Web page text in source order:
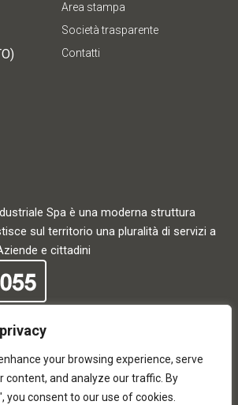
your browsing experience, serve
content, and analyze our traffic. By
you consent to our use of cookies.
Spa è una moderna struttura
sul territorio una pluralità di servizi a
e cittadini
Area stampa
Società trasparente
Contatti
S.p.a. – Tutti i diritti riservati. Via
- P. Iva e Registro delle imprese di